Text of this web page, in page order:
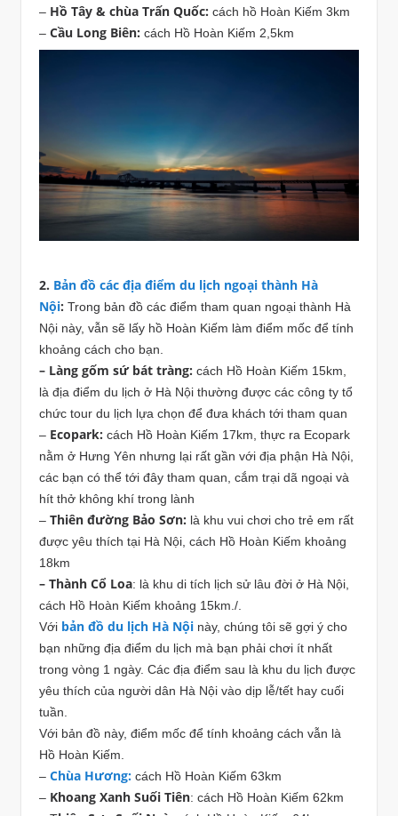
– Hồ Tây & chùa Trấn Quốc: cách hồ Hoàn Kiếm 3km
– Cầu Long Biên: cách Hồ Hoàn Kiếm 2,5km
2. Bản đồ các địa điểm du lịch ngoại thành Hà
Nội: Trong bản đồ các điểm tham quan ngoại thành Hà
Nội này, vẫn sẽ lấy hồ Hoàn Kiếm làm điểm mốc để tính
khoảng cách cho bạn.
– Làng gốm sứ bát tràng: cách Hồ Hoàn Kiếm 15km,
là địa điểm du lịch ở Hà Nội thường được các công ty tổ
chức tour du lịch lựa chọn để đưa khách tới tham quan
– Ecopark: cách Hồ Hoàn Kiếm 17km, thực ra Ecopark
nằm ở Hưng Yên nhưng lại rất gần với địa phận Hà Nội,
các bạn có thể tới đây tham quan, cắm trại dã ngoại và
hít thở không khí trong lành
– Thiên đường Bảo Sơn: là khu vui chơi cho trẻ em rất
được yêu thích tại Hà Nội, cách Hồ Hoàn Kiếm khoảng
18km
– Thành Cổ Loa: là khu di tích lịch sử lâu đời ở Hà Nội,
cách Hồ Hoàn Kiếm khoảng 15km./.
Với bản đồ du lịch Hà Nội này, chúng tôi sẽ gợi ý cho
bạn những địa điểm du lịch mà bạn phải chơi ít nhất
trong vòng 1 ngày. Các địa điểm sau là khu du lịch được
yêu thích của người dân Hà Nội vào dịp lễ/tết hay cuối
tuần.
Với bản đồ này, điểm mốc để tính khoảng cách vẫn là
Hồ Hoàn Kiếm.
– Chùa Hương: cách Hồ Hoàn Kiếm 63km
– Khoang Xanh Suối Tiên: cách Hồ Hoàn Kiếm 62km